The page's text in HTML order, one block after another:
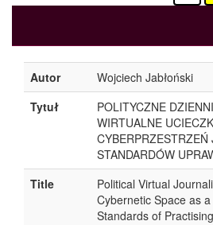
Autor
Wojciech Jabłoński
Tytuł
POLITYCZNE
WIRTUALNE
STANDARDÓW
Title
Political Virtual
Cybernetic Space as
Standards of